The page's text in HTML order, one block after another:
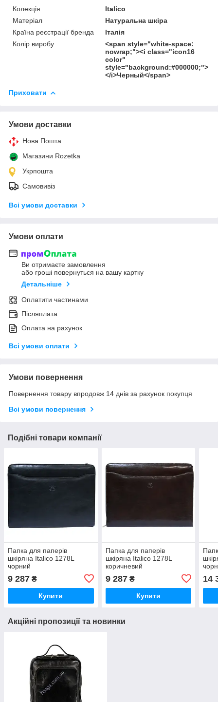
Колекція
Italico
Матеріал
Натуральна шкіра
Країна реєстрації бренда
Італія
Колір виробу
<span style="white-space:
nowrap;"><i class="icon16
color"
style="background:#000000;">
</i>Черный</span>
Приховати
Умови доставки
Нова Пошта
Магазини Rozetka
Укрпошта
Самовивіз
Всі умови доставки
Умови оплати
Ви отримаєте замовлення
або гроші повернуться на вашу картку
Детальніше
Оплатити частинами
Післяплата
Оплата на рахунок
Всі умови оплати
Умови повернення
Повернення товару впродовж 14 днів за рахунок покупця
Всі умови повернення
Подібні товари компанії
Папка для паперів
шкіряна Italico 1278L
чорний
9 287 ₴
Купити
Папка для паперів
шкіряна Italico 1278L
коричневий
9 287₴
Купити
14
Акційні пропозиції та новинки